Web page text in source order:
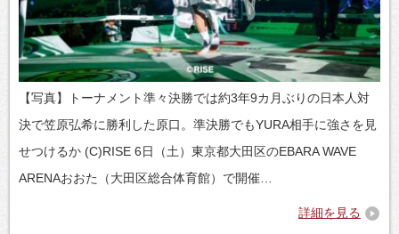
【写真】トーナメント準々決勝では約3年9カ月ぶりの日本人対
決で笠原弘希に勝利した原口。準決勝でもYURA相手に強さを見
せつけるか (C)RISE 6日（土）東京都大田区のEBARA WAVE
ARENAおおた（大田区総合体育館）で開催…
詳細を見る